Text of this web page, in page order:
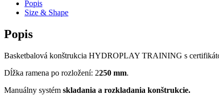
Popis
Size & Shape
Popis
Basketbalová konštrukcia HYDROPLAY TRAINING s
Dĺžka ramena po rozložení: 2250 mm.
Manuálny systém skladania a rozkladania konštrukcie.